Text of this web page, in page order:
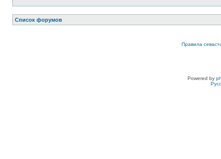
Список форумов
Правила
Powered by